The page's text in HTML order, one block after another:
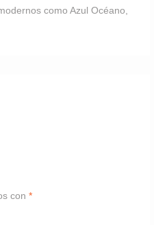
como Azul Océano,
con *